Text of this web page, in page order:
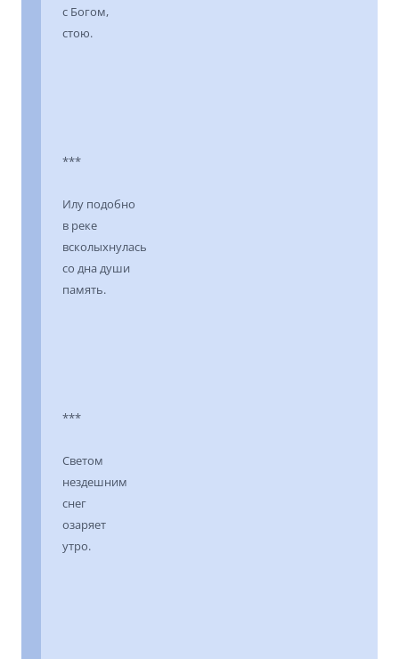
с Богом,
стою.
***
Илу подобно
в реке
всколыхнулась
со дна души
память.
***
Светом
нездешним
снег
озаряет
утро.